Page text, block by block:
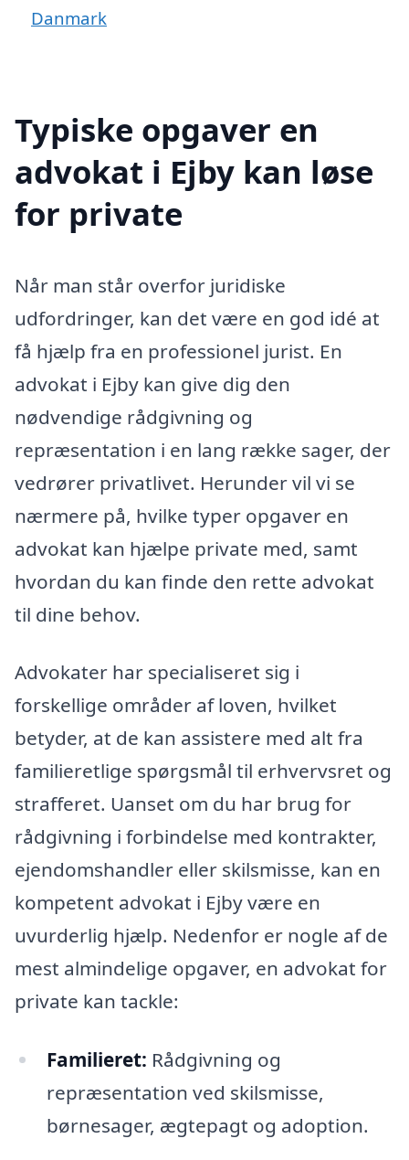
Danmark
Typiske opgaver en
advokat i Ejby kan løse
for private
Når man står overfor juridiske
udfordringer, kan det være en god idé at
få hjælp fra en professionel jurist. En
advokat i Ejby kan give dig den
nødvendige rådgivning og
repræsentation i en lang række sager, der
vedrører privatlivet. Herunder vil vi se
nærmere på, hvilke typer opgaver en
advokat kan hjælpe private med, samt
hvordan du kan finde den rette advokat
til dine behov.
Advokater har specialiseret sig i
forskellige områder af loven, hvilket
betyder, at de kan assistere med alt fra
familieretlige spørgsmål til erhvervsret og
strafferet. Uanset om du har brug for
rådgivning i forbindelse med kontrakter,
ejendomshandler eller skilsmisse, kan en
kompetent advokat i Ejby være en
uvurderlig hjælp. Nedenfor er nogle af de
mest almindelige opgaver, en advokat for
private kan tackle:
Familieret: Rådgivning og
repræsentation ved skilsmisse,
børnesager, ægtepagt og adoption.